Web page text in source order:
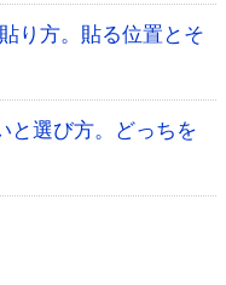
り方。貼る位置とそ
と選び方。どっちを